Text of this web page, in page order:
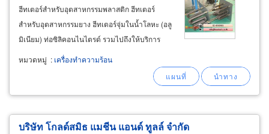
ฮีทเตอร์สำหรับอุตสาหกรรมพลาสติก ฮีทเตอร์
สำหรับอุตสาหกรรมยาง ฮีทเตอร์จุ่มในน้ำโลหะ (อลู
มิเนียม) ท่อซิลิคอนไนไตรด์ รวมไปถึงให้บริการ
คำนวณออกแบบงานให้ความร้อนทุกชนิด งาน
ระบบให้ความร้อนแก่แก๊สหรือของเหลว, งานระบบ
ลมร้อน, ระบบปรับอากาศ ahu สำหรับโรงงาน
อุตสาหกรรมที่ต้องการอุณหภูมิต่ำกว่า
หมวดหมู่ : เครื่องทำความร้อน
บริษัท โกลด์สมิธ แมชีน แอนด์ ทูลล์ จำกัด